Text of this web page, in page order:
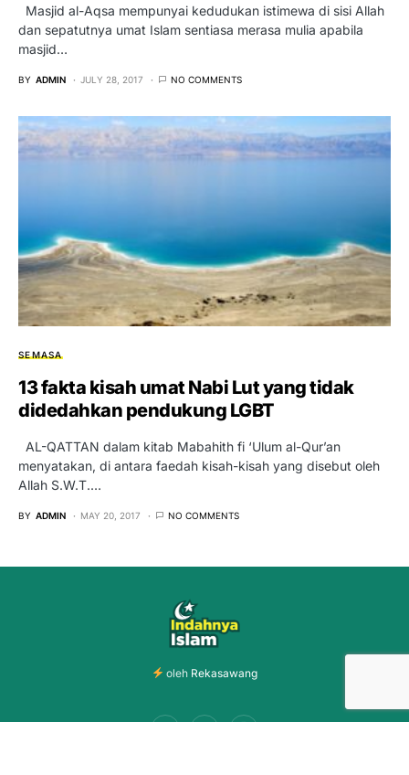
Masjid al-Aqsa mempunyai kedudukan istimewa di sisi Allah
dan sepatutnya umat Islam sentiasa merasa mulia apabila
masjid…
BY ADMIN JULY 28, 2017 NO COMMENTS
SEMASA
13 fakta kisah umat Nabi Lut yang tidak
didedahkan pendukung LGBT
AL-QATTAN dalam kitab Mabahith fi ‘Ulum al-Qur’an
menyatakan, di antara faedah kisah-kisah yang disebut oleh
Allah S.W.T.…
BY ADMIN MAY 20, 2017 NO COMMENTS
oleh Rekasawang